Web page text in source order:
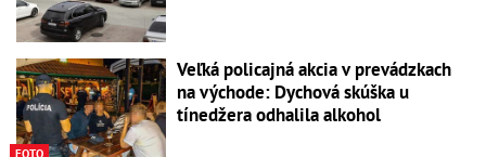
FOTO
Veľká policajná akcia v prevádzkach
na východe: Dychová skúška u
tínedžera odhalila alkohol